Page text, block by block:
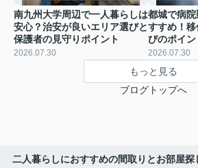
南九州大学周辺で一人暮らしは
安心？治安が良いエリア選びと
保護者の見守りポイント
2026.07.30
都城で病
すすめ！
びのポイ
2026.07.30
もっと見る
ブログトップへ
二人暮らしにおすすめの間取りとお部屋探